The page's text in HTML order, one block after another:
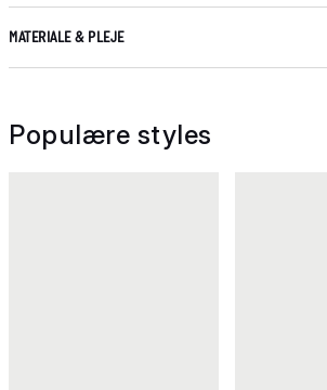
MATERIALE & PLEJE
Populære styles